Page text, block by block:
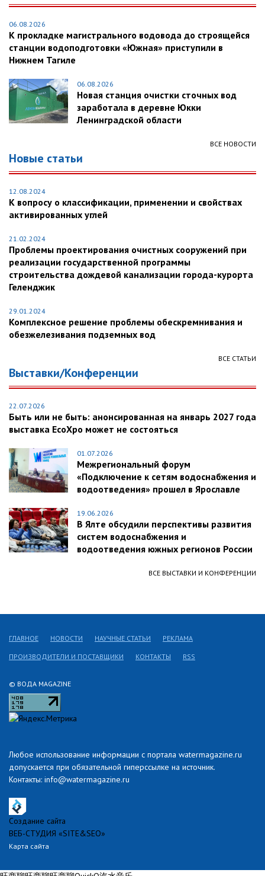
06.08.2026
К прокладке магистрального водовода до строящейся
станции водоподготовки «Южная» приступили в
Нижнем Тагиле
06.08.2026
Новая станция очистки сточных вод
заработала в деревне Юкки
Ленинградской области
ВСЕ НОВОСТИ
Новые статьи
12.08.2024
К вопросу о классификации, применении и свойствах
активированных углей
21.02.2024
Проблемы проектирования очистных сооружений при
реализации государственной программы
строительства дождевой канализации города-курорта
Геленджик
29.01.2024
Комплексное решение проблемы обескремнивания и
обезжелезивания подземных вод
ВСЕ СТАТЬИ
Выставки/Конференции
22.07.2026
Быть или не быть: анонсированная на январь 2027 года
выставка EcoXpo может не состояться
01.07.2026
Межрегиональный форум
«Подключение к сетям водоснабжения и
водоотведения» прошел в Ярославле
19.06.2026
В Ялте обсудили перспективы развития
систем водоснабжения и
водоотведения южных регионов России
ВСЕ ВЫСТАВКИ И КОНФЕРЕНЦИИ
© ВОДА MAGAZINE
Любое использование информации с портала watermagazine.ru
допускается при обязательной гиперссылке на источник.
Контакты: info@watermagazine.ru
ГЛАВНОЕ НОВОСТИ НАУЧНЫЕ СТАТЬИ РЕКЛАМА
ПРОИЗВОДИТЕЛИ И ПОСТАВЩИКИ КОНТАКТЫ RSS
Создание сайта
ВЕБ-СТУДИЯ «SITE&SEO»
Карта сайта